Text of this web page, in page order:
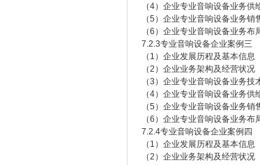
（4）企业专业音响设备业务供
（5）企业专业音响设备业务销
（6）企业专业音响设备业务布
7.2.3专业音响设备企业案例三
（1）企业发展历程及基本信息
（2）企业业务架构及经营状况
（3）企业专业音响设备业务
（4）企业专业音响设备业务供
（5）企业专业音响设备业务销
（6）企业专业音响设备业务布
7.2.4专业音响设备企业案例四
（1）企业发展历程及基本信息
（2）企业业务架构及经营状况